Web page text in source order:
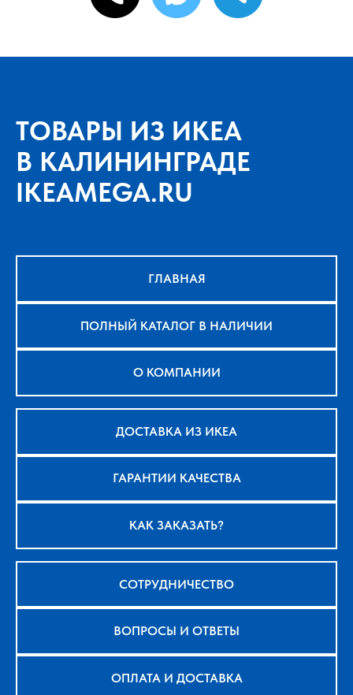
ТОВАРЫ ИЗ ИКЕА
В КАЛИНИНГРАДЕ
IKEAMEGA.RU
ГЛАВНАЯ
ПОЛНЫЙ КАТАЛОГ В НАЛИЧИИ
О КОМПАНИИ
ДОСТАВКА ИЗ ИКЕА
ГАРАНТИИ КАЧЕСТВА
КАК ЗАКАЗАТЬ?
СОТРУДНИЧЕСТВО
ВОПРОСЫ И ОТВЕТЫ
ОПЛАТА И ДОСТАВКА